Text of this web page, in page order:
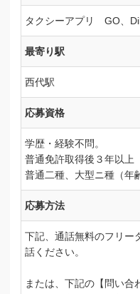
タクシーアプリ GO、
最寄り駅
西代駅
応募資格
学歴・経験不問。
普通免許取得後３年以上
普通二種、大型ニ種（年
応募方法
下記、通話無料のフリー
話ください。
または、下記の【問い合